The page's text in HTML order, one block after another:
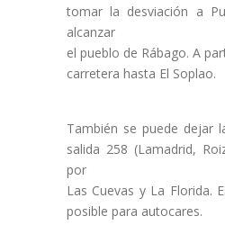
tomar la desviación a
alcanzar
el pueblo de Rábago. A
carretera hasta El Soplao.
También se puede dejar
salida 258 (Lamadrid,
por
Las Cuevas y La Florida.
posible para autocares.